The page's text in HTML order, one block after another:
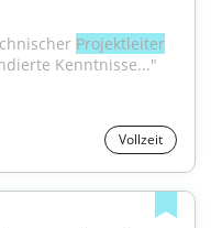
Projektleiter
Kenntnisse..."
Vollzeit